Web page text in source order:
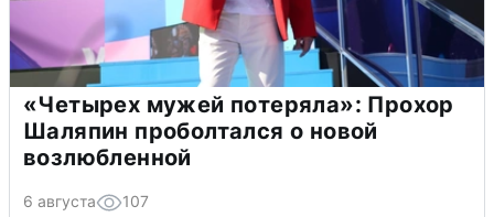
«Четырех мужей потеряла»: Прохор
Шаляпин проболтался о новой
возлюбленной
6 августа 107